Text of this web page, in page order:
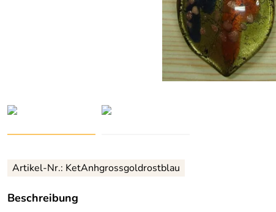
Artikel-Nr.: KetAnhgrossgoldrostblau
Beschreibung